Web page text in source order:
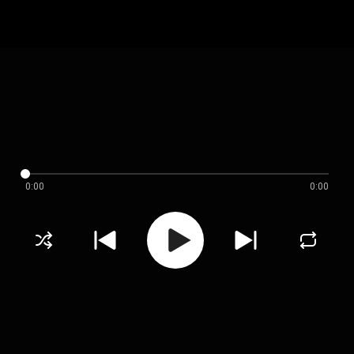
0:00 0:00